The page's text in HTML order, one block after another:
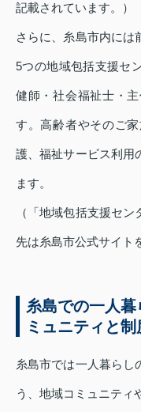
記載されています。）
さらに、糸島市内には
5つの地域包括支援セ
健師・社会福祉士・
す。高齢者やそのご
護、福祉サービス利用
ます。
（「地域包括支援セ
先は糸島市公式サイト
糸島での一人
ミュニティと制
糸島市では一人暮らし
う、地域コミュニティ